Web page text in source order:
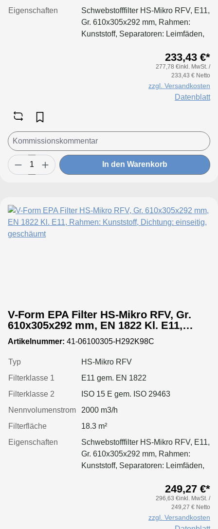
Eigenschaften
Schwebstofffilter HS-Mikro RFV, E11,
Gr. 610x305x292 mm, Rahmen:
Kunststoff, Separatoren: Leimfäden,
233,43 €*
277,78 €inkl. MwSt. /
233,43 € Netto
zzgl. Versandkosten
Datenblatt
In den Warenkorb
V-Form EPA Filter HS-Mikro RFV, Gr.
610x305x292 mm, EN 1822 Kl. E11,
Rahmen: Kunststoff, Dichtung:
einseitig, geschäumt
Artikelnummer: 41-06100305-H292K98C
Typ
HS-Mikro RFV
Filterklasse 1
E11 gem. EN 1822
Filterklasse 2
ISO 15 E gem. ISO 29463
Nennvolumenstrom
2000 m3/h
Filterfläche
18.3 m²
Eigenschaften
Schwebstofffilter HS-Mikro RFV, E11,
Gr. 610x305x292 mm, Rahmen:
Kunststoff, Separatoren: Leimfäden,
Applikation für größere Luftmenge,
geringeren Druckverlust &
249,27 €*
296,63 €inkl. MwSt. /
249,27 € Netto
zzgl. Versandkosten